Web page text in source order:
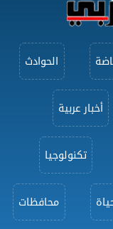
الحوادث
أخبار عربية
تكنولوجيا
محافظات